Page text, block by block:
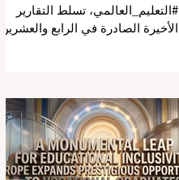
#التعليم_العالمي، تسلط التقارير
الأخيرة الصادرة في الرابع والعشرين
كبيراً في الأوساط الأكاديمية العربية
التي تسعى للريادة. إن الدمج السريع
لمساعدي #الذكاء_الاصطناعي
المتخصصين والمصممين خصيصاً
للمعلمين يُحدث ثورة حقيقية في